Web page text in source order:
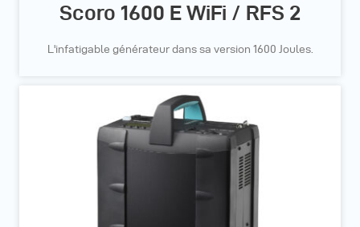
Scoro 1600 E WiFi / RFS 2
L'infatigable générateur dans sa version 1600 Joules.